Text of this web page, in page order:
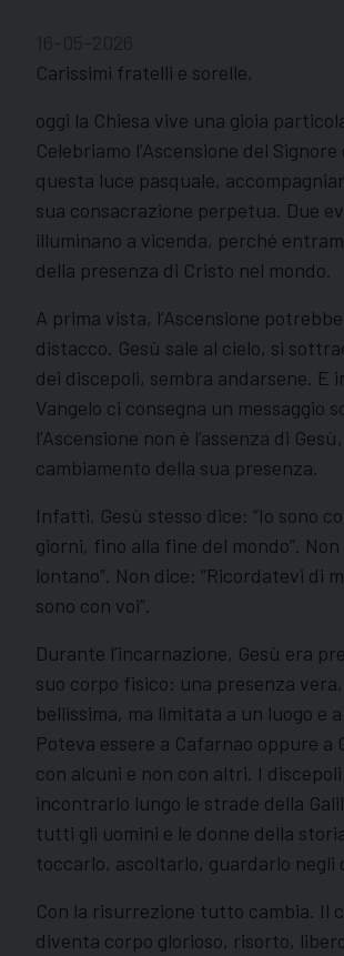
Carissimi fratelli e sorelle,
oggi la Chiesa vive una gioia
Celebriamo l’Ascensione del
questa luce pasquale,
sua consacrazione perpetua. Due
illuminano a vicenda, perché
della presenza di Cristo nel mondo.
A prima vista, l’Ascensione
distacco. Gesù sale al cielo, si
dei discepoli, sembra andarsene. E
Vangelo ci consegna un messaggio
l’Ascensione non è l’assenza di
cambiamento della sua presenza.
Infatti, Gesù stesso dice: “Io sono
giorni, fino alla fine del mondo”. Non
lontano”. Non dice: “Ricordatevi di
sono con voi”.
Durante l’incarnazione, Gesù era
suo corpo fisico: una presenza
bellissima, ma limitata a un luogo e
Poteva essere a Cafarnao oppure a
con alcuni e non con altri. I
incontrarlo lungo le strade della
tutti gli uomini e le donne della
toccarlo, ascoltarlo, guardarlo negli
Con la risurrezione tutto cambia. Il
diventa corpo glorioso, risorto,